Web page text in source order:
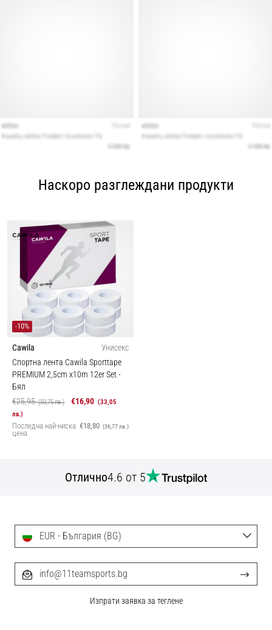
Наскоро разглеждани продукти
-10%
Cawila
Унисекс
Спортна лента Cawila Sporttape
PREMIUM 2,5cm x10m 12er Set-
Бял
€25,95(50,75 лв.) €16,90 (33,05
лв.)
Последна най-ниска
цена
€18,80 (36,77 лв.)
Отлично4.6 от 5
EUR - България (BG)
info@11teamsports.bg
Изпрати заявка за теглене